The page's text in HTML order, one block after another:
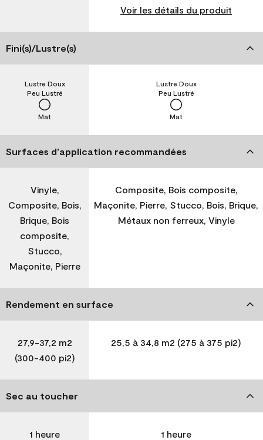
Voir les détails du produit
Fini(s)/Lustre(s)
Mat
Peu Lustré
Lustre Doux
Mat
Peu Lustré
Lustre Doux
Surfaces d’application recommandées
Vinyle,
Composite, Bois,
Brique, Bois
composite,
Stucco,
Maçonite, Pierre
Composite, Bois composite,
Maçonite, Pierre, Stucco, Bois, Brique,
Métaux non ferreux, Vinyle
Rendement en surface
27,9-37,2 m2
(300-400 pi2)
25,5 à 34,8 m2 (275 à 375 pi2)
Sec au toucher
1 heure 1 heure